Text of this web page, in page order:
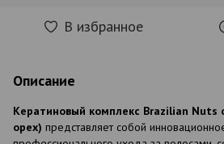
В избранное
Описание
Кератиновый комплекс Brazilian Nuts
орех) представляет собой